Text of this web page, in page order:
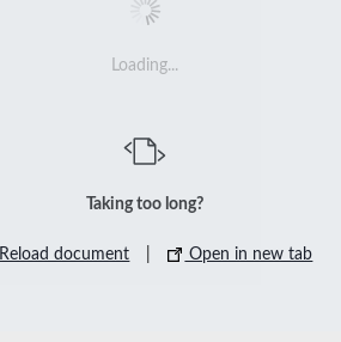
Loading...
Taking too long?
Reload document Open in new tab